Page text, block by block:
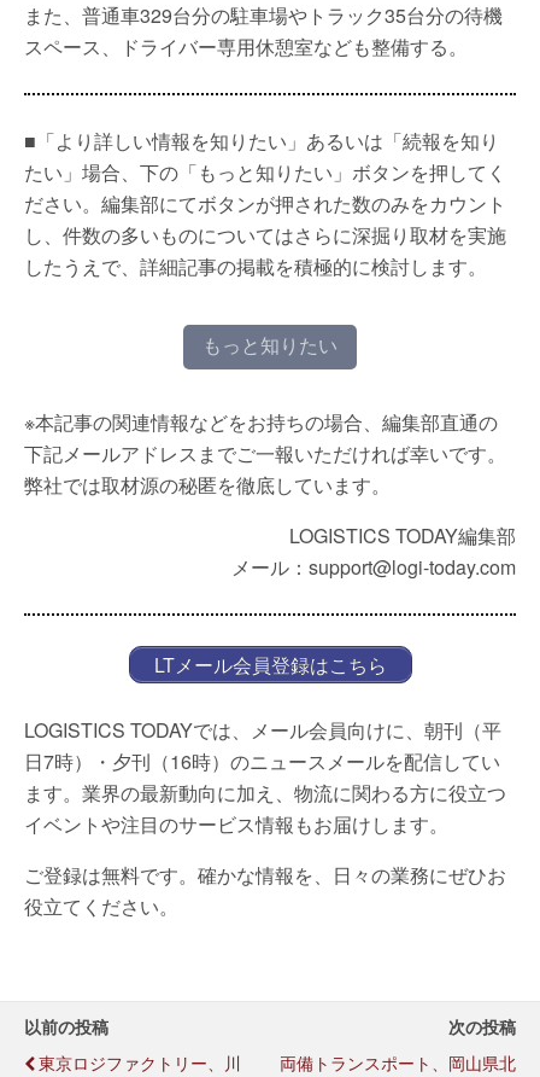
また、普通車329台分の駐車場やトラック35台分の待機
スペース、ドライバー専用休憩室なども整備する。
■「より詳しい情報を知りたい」あるいは「続報を知り
たい」場合、下の「もっと知りたい」ボタンを押してく
ださい。編集部にてボタンが押された数のみをカウント
し、件数の多いものについてはさらに深掘り取材を実施
したうえで、詳細記事の掲載を積極的に検討します。
もっと知りたい
※本記事の関連情報などをお持ちの場合、編集部直通の
下記メールアドレスまでご一報いただければ幸いです。
弊社では取材源の秘匿を徹底しています。
LOGISTICS TODAY編集部
メール：support@logi-today.com
LTメール会員登録はこちら
LOGISTICS TODAYでは、メール会員向けに、朝刊（平
日7時）・夕刊（16時）のニュースメールを配信してい
ます。業界の最新動向に加え、物流に関わる方に役立つ
イベントや注目のサービス情報もお届けします。
ご登録は無料です。確かな情報を、日々の業務にぜひお
役立てください。
以前の投稿
東京ロジファクトリー、川
次の投稿
両備トランスポート、岡山県北